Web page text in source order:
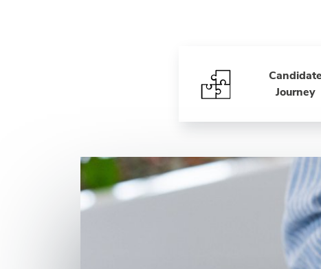
Candidate
Journey